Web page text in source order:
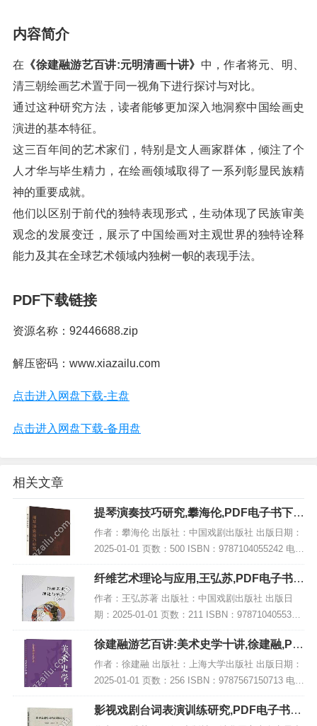
内容简介
在 《徐建融游艺百讲:元明清画十讲》 中，作者将元、明、
清三朝绘画艺术置于同一视角下进行探讨与对比。
通过这种研究方法，读者能够更加深入地洞察中国绘画史
演进的基本特征。
这三百年间的艺术家们，特别是文人画家群体，倾注了个
人才华与毕生精力，在绘画领域取得了一系列彰显民族精
神的重要成就。
他们以区别于前代的独特表现形式，生动体现了民族审美
观念的发展变迁，展示了中国绘画对主观世界的独特诠释
能力及其在全球艺术领域内独树一帜的表现手法。
PDF下载链接
资源名称：92446688.zip
解压密码：www.xiazailu.com
点击进入网盘下载-主盘
点击进入网盘下载-备用盘
相关文章
提琴演奏技巧研究,攀海伦,PDF电子书下
载,网盘资源
作者：攀海伦 出版社：中国戏剧出版社 出版日期：
2025-01-01 页数：500 ISBN：9787104055242 电子
书大小：178MB [高清扫描版PDF格式] 内容简介 弦
乐演奏...
纤维艺术理论与应用,王弘苏,PDF电子书下
载,网盘资源
作者：王弘苏著 出版社：中国戏剧出版社 出版日
期：2025-01-01 页数：211 ISBN：9787104055334
电子书大小：244MB [高清扫描版PDF格式] 内容简
介 该书结...
徐建融游艺百讲:美术史学十讲,徐建融,PD
F电子书网盘下载
作者：徐建融 出版社：上海大学出版社 出版日期：
2025-01-01 页数：256 ISBN：9787567150713 电子
书大小：217MB [高清扫描版PDF格式] 内容简介 在
《徐建...
影视戏剧台词表演训练研究,PDF电子书下